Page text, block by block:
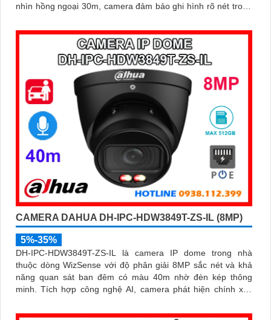
nhìn hồng ngoại 30m, camera đảm bảo ghi hình rõ nét trong
tích hợp micro ghi âm, chuẩn POE và khả năng nhận diện
chính xác người và phương tiện giám sát an ninh tốt
CAMERA DAHUA DH-IPC-HDW3849T-ZS-IL (8MP)
5%-35%
DH-IPC-HDW3849T-ZS-IL là camera IP dome trong nhà
thuộc dòng WizSense với độ phân giải 8MP sắc nét và khả
năng quan sát ban đêm có màu 40m nhờ đèn kép thông
minh. Tích hợp công nghệ AI, camera phát hiện chính xác
hỗ trợ đến 512GB đảm bảo lưu trữ linh hoạt và chi tiết, hỗ trợ